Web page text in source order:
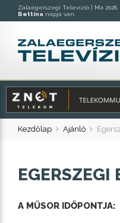
Zalaegerszegi Televízió | Ma
Bettina napja van.
Kezdőlap Ajánló
EGERSZEGI
A MŰSOR IDŐPONTJA: